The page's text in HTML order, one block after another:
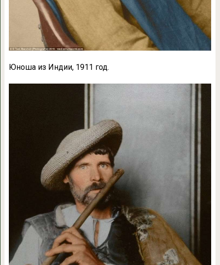
Юноша из Индии, 1911 год.